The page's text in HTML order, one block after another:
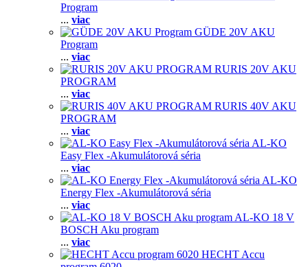
Program
... viac
GÜDE 20V AKU
Program
... viac
RURIS 20V AKU
PROGRAM
... viac
RURIS 40V AKU
PROGRAM
... viac
AL-KO
Easy Flex -Akumulátorová séria
... viac
AL-KO
Energy Flex -Akumulátorová séria
... viac
AL-KO 18 V
BOSCH Aku program
... viac
HECHT Accu